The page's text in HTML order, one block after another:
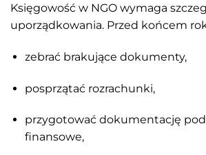
Księgowość w NGO wymaga
uporządkowania. Przed końcem
zebrać brakujące dokumenty,
posprzątać rozrachunki,
przygotować dokumentację
finansowe,